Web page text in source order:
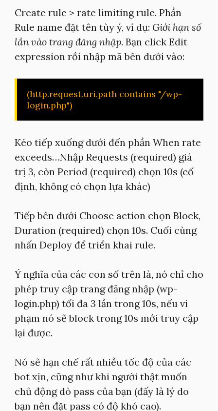
Create rule > rate limiting rule. Phần
Rule name đặt tên tùy ý, ví dụ: Giới hạn số
lần vào trang đăng nhập. Bạn click Edit
expression rồi nhập mã bên dưới vào:
(http.request.uri.path contains "/wp-
login.php")
Kéo tiếp xuống dưới đến phần When rate
exceeds…Nhập Requests (required) giá
trị 3, còn Period (required) chọn 10s (cố
định, không có chọn lựa khác)
Tiếp bên dưới Choose action chọn Block,
Duration (required) chọn 10s. Cuối cùng
nhấn Deploy để triển khai rule.
Ý nghĩa của các con số trên là, nó chỉ cho
phép truy cập trang đăng nhập (wp-
login.php) tối đa 3 lần trong 10s, nếu vi
phạm nó sẽ block trong 10s mới truy cập
lại được.
Nó sẽ hạn chế rất nhiều tốc độ của các
bot xịn, cũng như khi người thật muốn
chủ động dò pass của bạn (đấy là lý do
bạn nên đặt pass có độ khó cao).